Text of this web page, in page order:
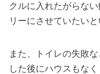
クルに入れたがらな
リーにさせていたいと
また、トイレの失敗
した後にハウスもな